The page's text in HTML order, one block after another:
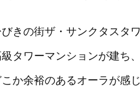
きの街ザ・サンクタスタ
タワーマンションが建ち
か余裕のあるオーラが感